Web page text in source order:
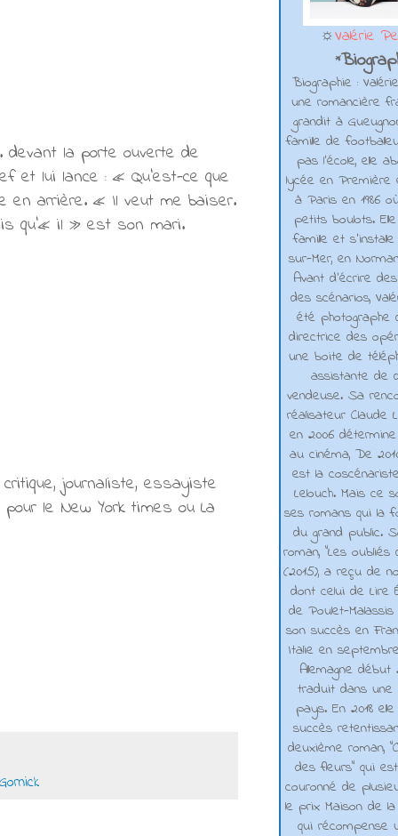
la porte ouverte de
et lui lance : « Qu'est-ce que
en arrière. « Il veut me baiser.
qu'« il » est son mari.
journaliste, essayiste
pour le New York times ou La
☼Valérie
*
Biographie :
une romancière
grandit à
famille de
pas l'école, elle
lycée en
à Paris en 1986
petits boulots.
famille et
sur-Mer, en
Avant d’écrire
des scénarios,
été photographe
directrice des
une boite de
assistante de
vendeuse. Sa
réalisateur Claude
en 2006
au cinéma, De
est la
Lelouch. Mais ce
ses romans qui la
du grand public.
roman, "Les oubliés
(2015), a reçu de
dont celui de Lire
de Poulet-
son succès en
Italie en
Allemagne début
traduit dans une
pays. En 2018
succès
deuxième roman,
des fleurs" qui
couronné de
le prix Maison de la
qui récompense